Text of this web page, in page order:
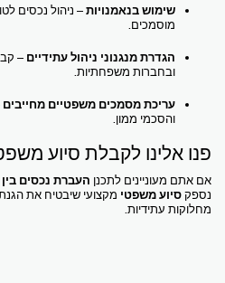
שימוש בנאמנויות– ניהול נכסים
מוסמכים.
הגדרת מנגנוני ניהול עתידיים –
ובחברות משפחתיות.
עריכת מסמכים משפטיים מחייבים
והסכמי ממון.
פנו אלינו לקבלת סיוע
אם אתם מעוניינים לתכנן העברת נכסים בין
נספקסיוע משפטי מקצועי שיבטיח את
מחלוקות עתידיות.